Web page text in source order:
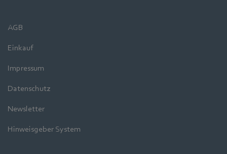
AGB
Einkauf
Impressum
Datenschutz
Newsletter
Hinweisgeber System